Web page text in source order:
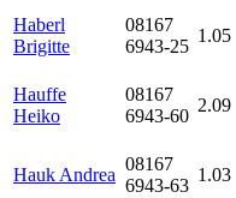
Haberl
Brigitte
08167
6943-25
1.05
Hauffe
Heiko
08167
6943-60
2.09
Hauk Andrea
08167
6943-63
1.03